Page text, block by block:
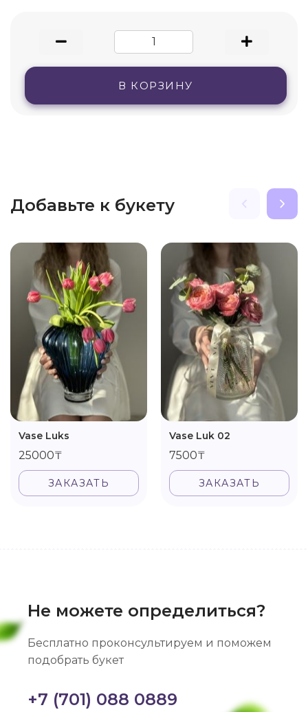
В КОРЗИНУ
Добавьте к букету
Vase Luks
25000₸
ЗАКАЗАТЬ
Vase Luk 02
7500₸
ЗАКАЗАТЬ
Не можете определиться?
Бесплатно проконсультируем и поможем
подобрать букет
+7 (701) 088 0889